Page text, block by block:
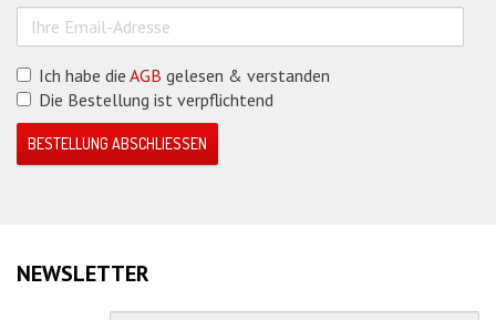
Ich habe die AGB gelesen & verstanden
Die Bestellung ist verpflichtend
BESTELLUNG ABSCHLIESSEN
NEWSLETTER